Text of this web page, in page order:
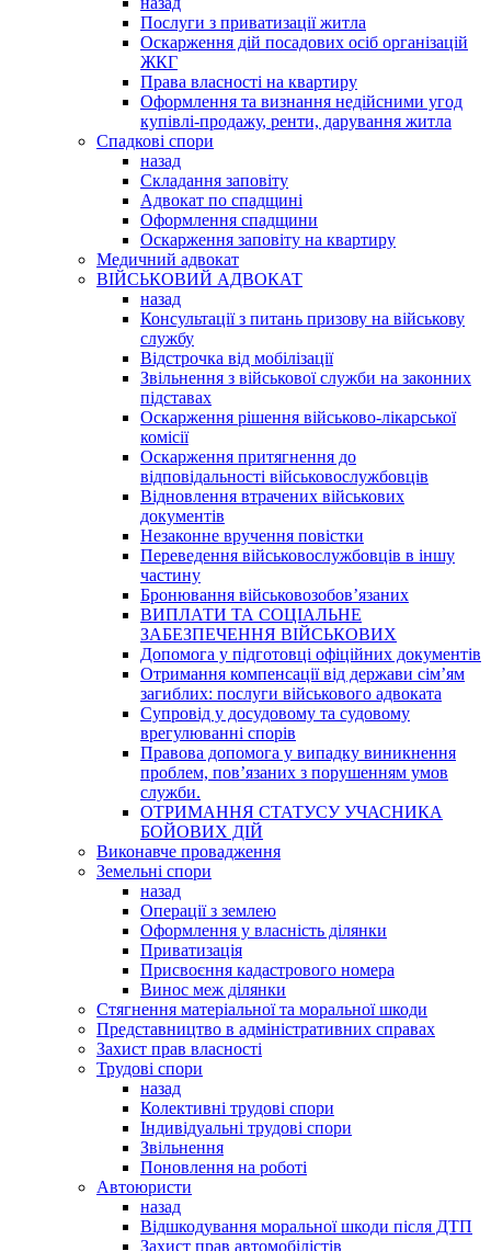
Послуги з приватизації житла
Оскарження дій посадових осіб організацій
ЖКГ
Права власності на квартиру
Оформлення та визнання недійсними угод
купівлі-продажу, ренти, дарування житла
Спадкові спори
назад
Складання заповіту
Адвокат по спадщині
Оформлення спадщини
Оскарження заповіту на квартиру
Медичний адвокат
ВІЙСЬКОВИЙ АДВОКАТ
назад
Консультації з питань призову на військову
службу
Відстрочка від мобілізації
Звільнення з військової служби на законних
підставах
Оскарження рішення військово-лікарської
комісії
Оскарження притягнення до
відповідальності військовослужбовців
Відновлення втрачених військових
документів
Незаконне вручення повістки
Переведення військовослужбовців в іншу
частину
Бронювання військовозобов’язаних
ВИПЛАТИ ТА СОЦІАЛЬНЕ
ЗАБЕЗПЕЧЕННЯ ВІЙСЬКОВИХ
Допомога у підготовці офіційних документів
Отримання компенсації від держави сім’ям
загиблих: послуги військового адвоката
Супровід у досудовому та судовому
врегулюванні спорів
Правова допомога у випадку виникнення
проблем, пов’язаних з порушенням умов
служби.
ОТРИМАННЯ СТАТУСУ УЧАСНИКА
БОЙОВИХ ДІЙ
Виконавче провадження
Земельні спори
назад
Операції з землею
Оформлення у власність ділянки
Приватизація
Присвоєння кадастрового номера
Винос меж ділянки
Стягнення матеріальної та моральної шкоди
Представництво в адміністративних справах
Захист прав власності
Трудові спори
назад
Колективні трудові спори
Індивідуальні трудові спори
Звільнення
Поновлення на роботі
Автоюристи
назад
Відшкодування моральної шкоди після ДТП
Захист прав автомобілістів